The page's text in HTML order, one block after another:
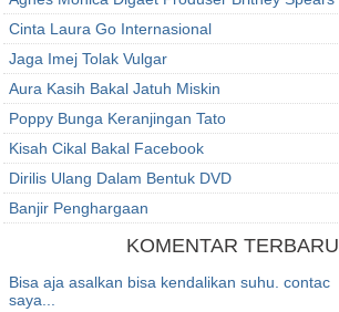
Cinta Laura Go Internasional
Jaga Imej Tolak Vulgar
Aura Kasih Bakal Jatuh Miskin
Poppy Bunga Keranjingan Tato
Kisah Cikal Bakal Facebook
Dirilis Ulang Dalam Bentuk DVD
Banjir Penghargaan
KOMENTAR TERBARU
Bisa aja asalkan bisa kendalikan suhu. contac
saya...